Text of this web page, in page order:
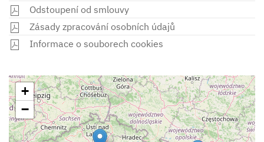
Odstoupení od smlouvy
Zásady zpracování osobních údajů
Informace o souborech cookies
+
−